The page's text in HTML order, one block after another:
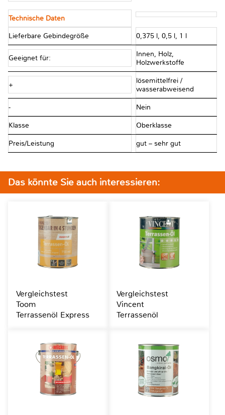
Technische Daten
Lieferbare Gebindegröße 0,375 l, 0,5 l, 1 l
Geeignet für:
Innen, Holz,
Holzwerkstoffe
+
lösemittelfrei /
wasserabweisend
- Nein
Klasse Oberklasse
Preis/Leistung gut – sehr gut
Das könnte Sie auch interessieren:
Vergleichstest
Toom
Terrassenöl Express
Vergleichstest
Vincent
Terrassenöl